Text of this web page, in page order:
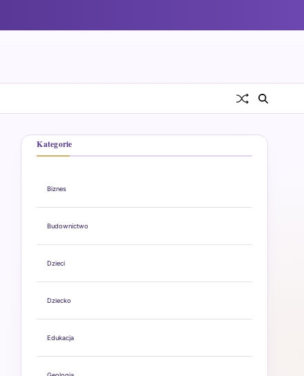
Kategorie
Biznes
Budownictwo
Dzieci
Dziecko
Edukacja